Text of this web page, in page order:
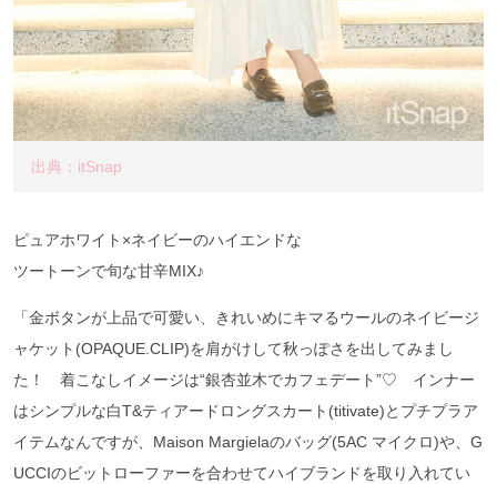
出典：itSnap
ピュアホワイト×ネイビーのハイエンドな
ツートーンで旬な甘辛MIX♪
「金ボタンが上品で可愛い、きれいめにキマるウールのネイビージ
ャケット(OPAQUE.CLIP)を肩がけして秋っぽさを出してみまし
た！ 着こなしイメージは“銀杏並木でカフェデート”♡ インナー
はシンプルな白T&ティアードロングスカート(titivate)とプチプラア
イテムなんですが、Maison Margielaのバッグ(5AC マイクロ)や、G
UCCIのビットローファーを合わせてハイブランドを取り入れてい